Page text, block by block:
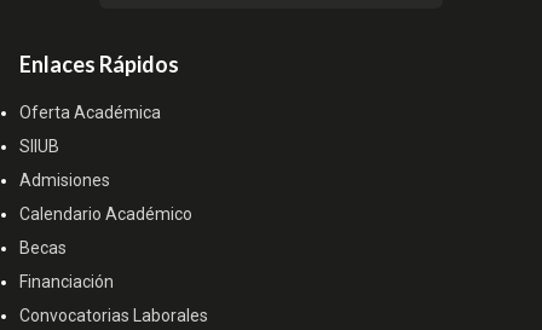
Enlaces Rápidos
Oferta Académica
SIIUB
Admisiones
Calendario Académico
Becas
Financiación
Convocatorias Laborales